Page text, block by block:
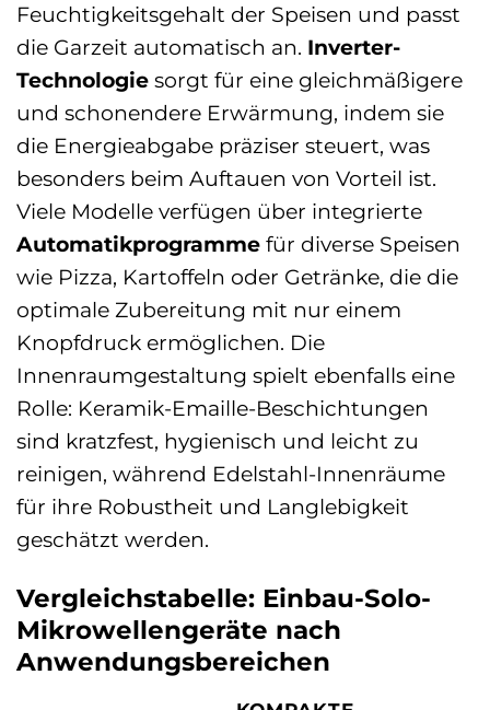
Feuchtigkeitsgehalt der Speisen und passt
die Garzeit automatisch an. Inverter-
Technologie sorgt für eine gleichmäßigere
und schonendere Erwärmung, indem sie
die Energieabgabe präziser steuert, was
besonders beim Auftauen von Vorteil ist.
Viele Modelle verfügen über integrierte
Automatikprogramme für diverse Speisen
wie Pizza, Kartoffeln oder Getränke, die die
optimale Zubereitung mit nur einem
Knopfdruck ermöglichen. Die
Innenraumgestaltung spielt ebenfalls eine
Rolle: Keramik-Emaille-Beschichtungen
sind kratzfest, hygienisch und leicht zu
reinigen, während Edelstahl-Innenräume
für ihre Robustheit und Langlebigkeit
geschätzt werden.
Vergleichstabelle: Einbau-Solo-
Mikrowellengeräte nach
Anwendungsbereichen